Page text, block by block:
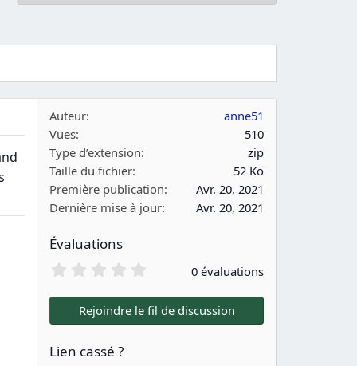
Auteur
anne51
Vues
510
Type d’extension
zip
Taille du fichier
52 Ko
Première publication
Avr. 20, 2021
Dernière mise à jour
Avr. 20, 2021
Évaluations
0
0
é
0 évaluations
Rejoindre le fil de discussion
Lien cassé ?